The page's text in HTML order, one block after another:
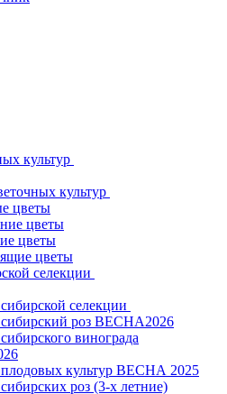
культур
культур
цветы
цветы
цветы
цветы
селекции
селекции
роз ВЕСНА2026
винограда
культур ВЕСНА 2025
роз (3-х летние)